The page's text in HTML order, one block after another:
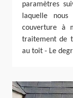
paramètres
laquelle
couverture à
traitement de
au toit - Le